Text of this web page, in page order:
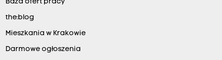
Baza ofert pracy
the:blog
Mieszkania w Krakowie
Darmowe ogłoszenia